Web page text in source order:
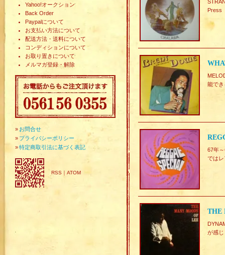
Yahoo!オークション
Back Order
Paypalについて
お支払い方法について
配送方法・送料について
コンディションについて
お取り置きについて
メルマガ登録・解除
» お問合せ
» プライバシーポリシー
»特定商取引法に基づく表記
RSS ｜ ATOM
Press
能で
67年
では
THE
が感じ